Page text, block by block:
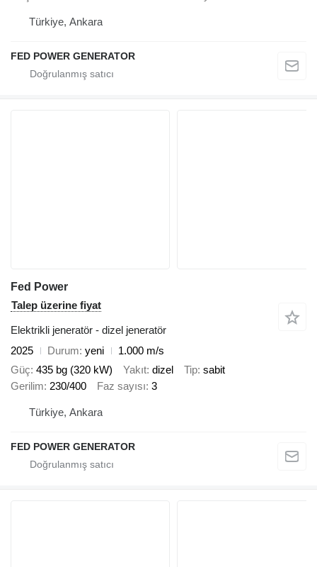
Türkiye, Ankara
FED POWER GENERATOR
Fed Power
Talep üzerine fiyat
Elektrikli jeneratör - dizel jeneratör
2025
Durum yeni
1.000 m/s
Güç 435 bg (320 kW) Yakıt dizel Tip sabit
Gerilim 230/400 Faz sayısı 3
Türkiye, Ankara
FED POWER GENERATOR